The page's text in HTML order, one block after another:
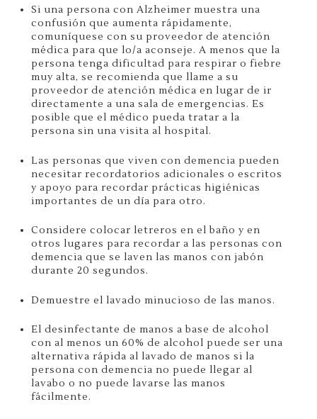
Si una persona con Alzheimer muestra una
confusión que aumenta rápidamente,
comuníquese con su proveedor de atención
médica para que lo/a aconseje. A menos que la
persona tenga dificultad para respirar o fiebre
muy alta, se recomienda que llame a su
proveedor de atención médica en lugar de ir
directamente a una sala de emergencias. Es
posible que el médico pueda tratar a la
persona sin una visita al hospital.
Las personas que viven con demencia pueden
necesitar recordatorios adicionales o escritos
y apoyo para recordar prácticas higiénicas
importantes de un día para otro.
Considere colocar letreros en el baño y en
otros lugares para recordar a las personas con
demencia que se laven las manos con jabón
durante 20 segundos.
Demuestre el lavado minucioso de las manos.
El desinfectante de manos a base de alcohol
con al menos un 60% de alcohol puede ser una
alternativa rápida al lavado de manos si la
persona con demencia no puede llegar al
lavabo o no puede lavarse las manos
fácilmente.